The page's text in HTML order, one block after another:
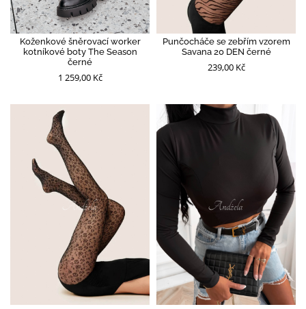
Koženkové šněrovací worker
kotníkové boty The Season
černé
1 259,00 Kč
Punčocháče se zebřím vzorem
Savana 20 DEN černé
239,00 Kč